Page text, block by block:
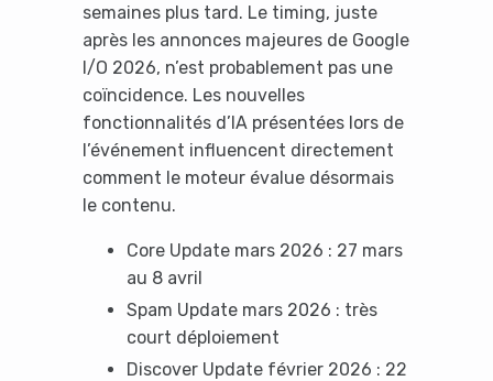
semaines plus tard. Le timing, juste
après les annonces majeures de Google
I/O 2026, n’est probablement pas une
coïncidence. Les nouvelles
fonctionnalités d’IA présentées lors de
l’événement influencent directement
comment le moteur évalue désormais
le contenu.
Core Update mars 2026 : 27 mars
au 8 avril
Spam Update mars 2026 : très
court déploiement
Discover Update février 2026 : 22